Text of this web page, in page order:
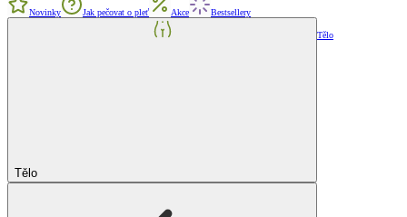
Novinky Jak pečovat o pleť Akce Bestsellery
Tělo
Tělo